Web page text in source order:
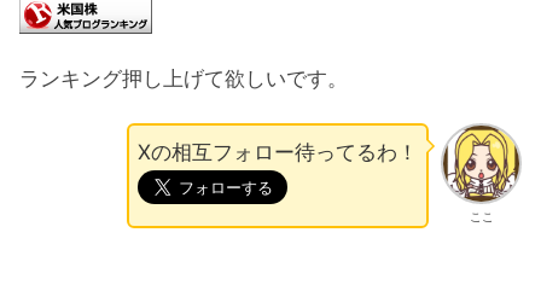
ランキング押し上げて欲しいです。
ここ
Xの相互フォロー待ってるわ！